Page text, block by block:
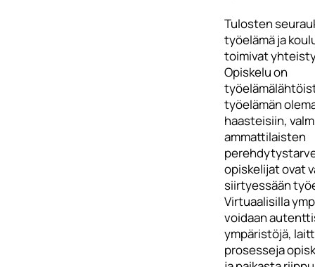
Tulosten
työelämä ja
toimivat
Opiskelu on
työelämän
haasteisiin,
ammattilaisten
opiskelijat ovat
siirtyessään
Virtuaalisilla
voidaan
ympäristöjä,
prosesseja